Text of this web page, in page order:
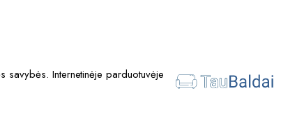
Internetinėje parduotuvėje